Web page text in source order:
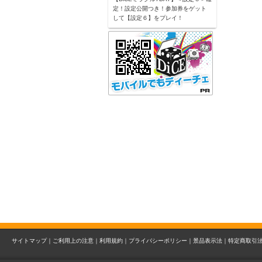
定！設定公開つき！参加券をゲット
して【設定６】をプレイ！
サイトマップ｜ ご利用上の注意｜ 利用規約｜ プライバシーポリシー｜ 景品表示法｜ 特定商取引